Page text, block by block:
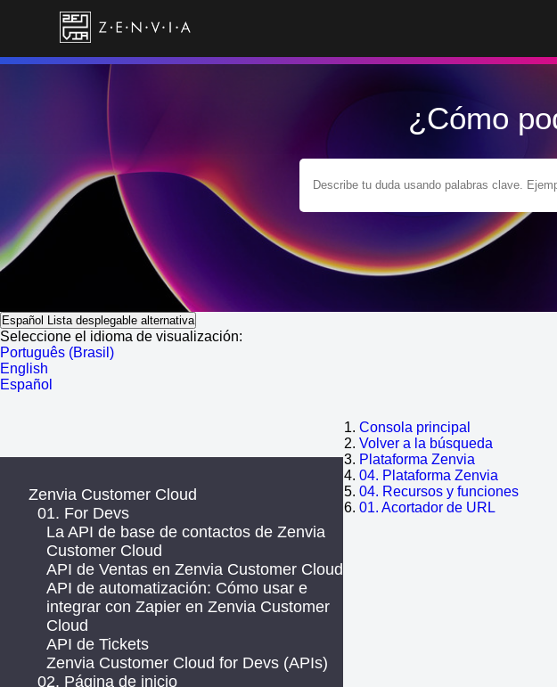
¿Cómo
Español Lista desplegable alternativa
Seleccione el idioma de visualización:
Português (Brasil)
English
Español
Consola principal
Volver a la búsqueda
Plataforma Zenvia
04. Plataforma Zenvia
04. Recursos y funciones
01. Acortador de URL
Zenvia Customer Cloud
01. For Devs
La API de base de contactos de Zenvia
Customer Cloud
API de Ventas en Zenvia Customer Cloud
API de automatización: Cómo usar e
integrar con Zapier en Zenvia Customer
Cloud
API de Tickets
Zenvia Customer Cloud for Devs (APIs)
02. Página de inicio